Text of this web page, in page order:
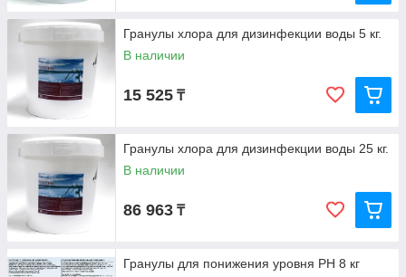
Гранулы хлора для дизинфекции воды 5 кг.
В наличии
15 525 ₸
Гранулы хлора для дизинфекции воды 25 кг.
В наличии
86 963 ₸
Гранулы для понижения уровня PH 8 кг